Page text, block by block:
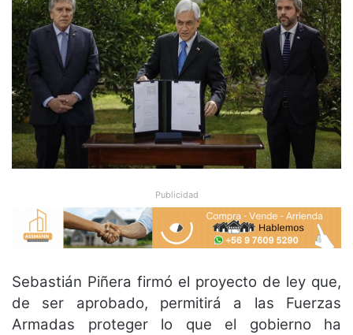
Publicidad
Sebastián Piñera firmó el proyecto de ley que,
de ser aprobado, permitirá a las Fuerzas
Armadas proteger lo que el gobierno ha